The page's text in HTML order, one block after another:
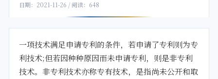
日期：2021-11-26 / 阅读：648
一项技术满足申请专利的条件，若申请了专利则为专
利技术;但若因种种原因而未申请专利，则是非专利
技术。非专利技术亦称专有技术，是指尚未公开和取